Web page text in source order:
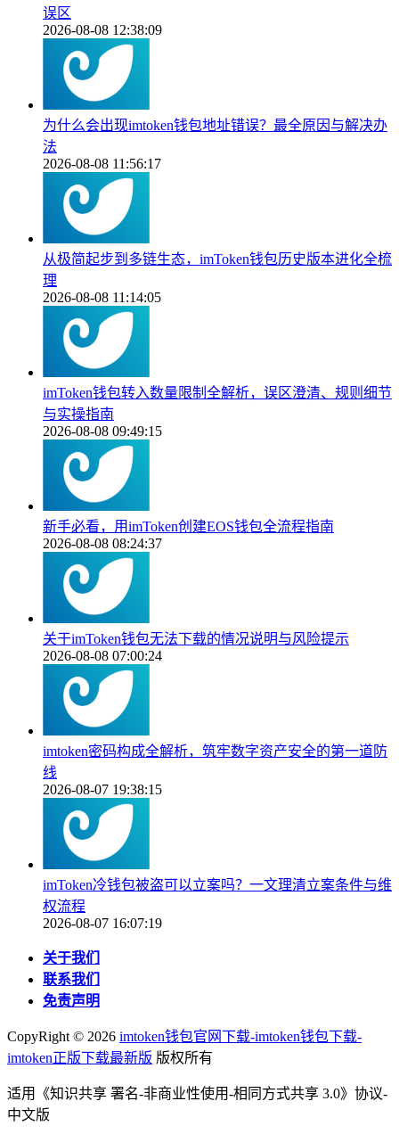
误区
2026-08-08 12:38:09
为什么会出现imtoken钱包地址错误？最全原因与解决办
法
2026-08-08 11:56:17
从极简起步到多链生态，imToken钱包历史版本进化全梳
理
2026-08-08 11:14:05
imToken钱包转入数量限制全解析，误区澄清、规则细节
与实操指南
2026-08-08 09:49:15
新手必看，用imToken创建EOS钱包全流程指南
2026-08-08 08:24:37
关于imToken钱包无法下载的情况说明与风险提示
2026-08-08 07:00:24
imtoken密码构成全解析，筑牢数字资产安全的第一道防
线
2026-08-07 19:38:15
imToken冷钱包被盗可以立案吗？一文理清立案条件与维
权流程
2026-08-07 16:07:19
关于我们
联系我们
免责声明
CopyRight © 2026 imtoken钱包官网下载-imtoken钱包下载-
imtoken正版下载最新版 版权所有
适用《知识共享 署名-非商业性使用-相同方式共享 3.0》协议-
中文版